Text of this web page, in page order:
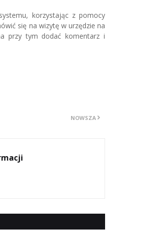
korzystając z pomocy
się na wizytę w urzędzie na
przy tym dodać komentarz i
NOWSZA